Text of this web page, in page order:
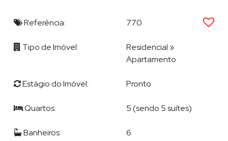
para o Mar
Quiosque Externo
Lounges Externos
Academia
Referência: 770
Tipo de Imóvel: Residencial »
Apartamento
Estágio do Imóvel: Pronto
Quartos: 5 (sendo 5 suítes)
Banheiros: 6